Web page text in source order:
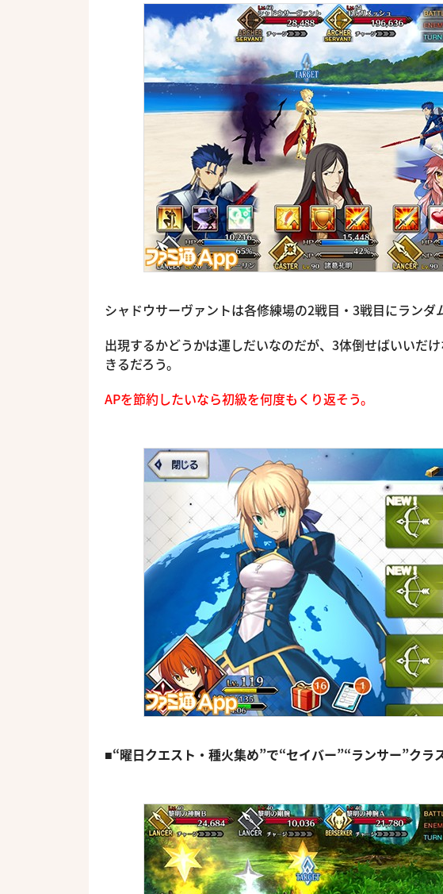
シャドウサーヴァントは各修練場の2戦目・3戦目にランダ
出現するかどうかは運しだいなのだが、3体倒せばいいだ
きるだろう。
APを節約したいなら初級を何度もくり返そう。
■“曜日クエスト・種火集め”で“セイバー”“ランサー”クラ